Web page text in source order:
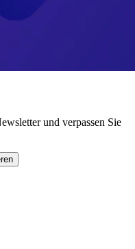
und verpassen Sie